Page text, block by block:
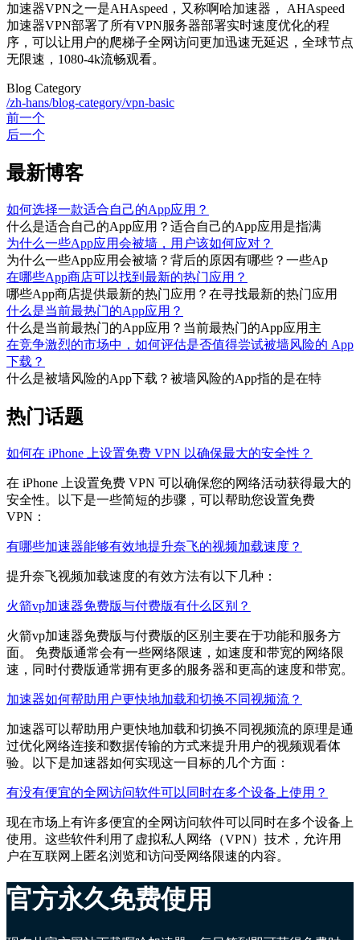
加速器VPN之一是AHAspeed，又称啊哈加速器， AHAspeed
加速器VPN部署了所有VPN服务器部署实时速度优化的程
序，可以让用户的爬梯子全网访问更加迅速无延迟，全球节点
无限速，1080-4k流畅观看。
Blog Category
/zh-hans/blog-category/vpn-basic
前一个
后一个
最新博客
如何选择一款适合自己的App应用？
什么是适合自己的App应用？适合自己的App应用是指满
为什么一些App应用会被墙，用户该如何应对？
为什么一些App应用会被墙？背后的原因有哪些？一些Ap
在哪些App商店可以找到最新的热门应用？
哪些App商店提供最新的热门应用？在寻找最新的热门应用
什么是当前最热门的App应用？
什么是当前最热门的App应用？当前最热门的App应用主
在竞争激烈的市场中，如何评估是否值得尝试被墙风险的 App
下载？
什么是被墙风险的App下载？被墙风险的App指的是在特
热门话题
如何在 iPhone 上设置免费 VPN 以确保最大的安全性？
在 iPhone 上设置免费 VPN 可以确保您的网络活动获得最大的
安全性。以下是一些简短的步骤，可以帮助您设置免费
VPN：
有哪些加速器能够有效地提升奈飞的视频加载速度？
提升奈飞视频加载速度的有效方法有以下几种：
火箭vp加速器免费版与付费版有什么区别？
火箭vp加速器免费版与付费版的区别主要在于功能和服务方
面。 免费版通常会有一些网络限速，如速度和带宽的网络限
速，同时付费版通常拥有更多的服务器和更高的速度和带宽。
加速器如何帮助用户更快地加载和切换不同视频流？
加速器可以帮助用户更快地加载和切换不同视频流的原理是通
过优化网络连接和数据传输的方式来提升用户的视频观看体
验。以下是加速器如何实现这一目标的几个方面：
有没有便宜的全网访问软件可以同时在多个设备上使用？
现在市场上有许多便宜的全网访问软件可以同时在多个设备上
使用。这些软件利用了虚拟私人网络（VPN）技术，允许用
户在互联网上匿名浏览和访问受网络限速的内容。
官方永久免费使用